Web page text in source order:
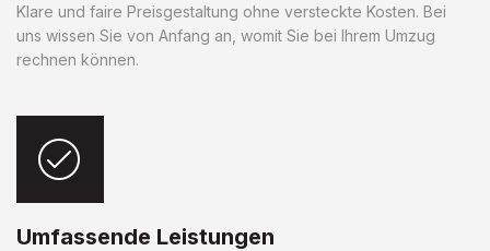
Klare und faire Preisgestaltung ohne versteckte Kosten. Bei
uns wissen Sie von Anfang an, womit Sie bei Ihrem Umzug
rechnen können.
Umfassende Leistungen